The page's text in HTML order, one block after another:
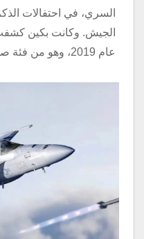
عام 2019، وهو من فئة صواريخ…